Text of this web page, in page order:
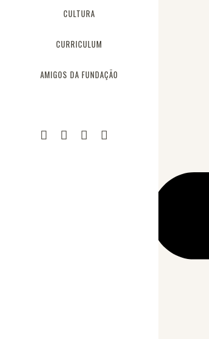
CULTURA
CURRICULUM
AMIGOS DA FUNDAÇÃO